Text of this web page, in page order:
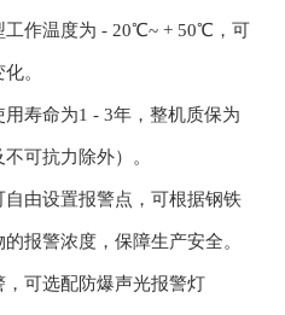
工作温度为 - 20℃~ + 50℃，可
。
用寿命为1 - 3年，整机质保为
可抗力除外）。
自由设置报警点，可根据钢铁
报警浓度，保障生产安全。
，可选配防爆声光报警灯